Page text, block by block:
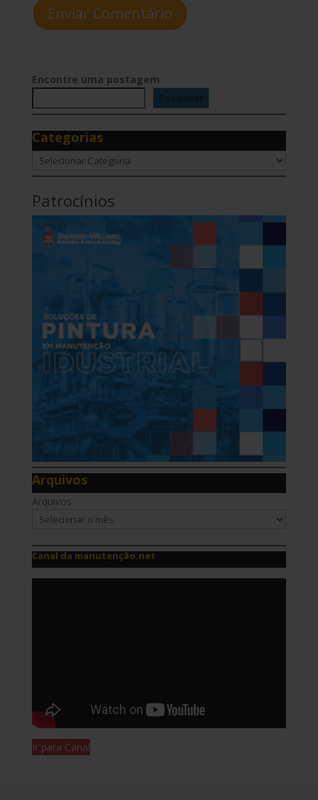
Enviar Comentário
Encontre uma postagem
Pesquisar
Categorias
Categorias
Patrocínios
Arquivos
Arquivos
Canal da manutenção.net
Ir para Canal